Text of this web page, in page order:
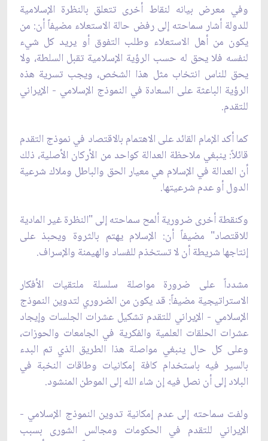
وفي معرض بيانه لنقاط أخرى تتعلق بالنظرة الإسلامية
للدولة أشار سماحته إلى رفض حالة الاستعلاء مضيفاً أن: من
يكون من أهل الاستعلاء وطلب التفوق أو يريد كل شيء
لنفسه فلا يحق له حسب الرؤية الإسلامية تقبل السلطة، ولا
يحق للناس انتخاب مثل هذا الشخص، ويجب تسرية هذه
الرؤية الباعثة على السعادة في النموذج الإسلامي - الإيراني
للتقدم.
كما أكد الإمام القائد على الاهتمام بالاقتصاد في نموذج التقدم
قائلاً: ينبغي ملاحظة العدالة كواحد من الأركان الأصلية، ذلك
أن العدالة في الإسلام هي معيار الحق والباطل وملاك شرعية
الدول أو عدم شرعيتها.
وكنقطة أخرى ضرورية ألمح سماحته إلى "النظرة غير المادية
للاقتصاد" مضيفاً أن: الإسلام يهتم بالثروة ويحبذ على
إنتاجها شريطة أن لا تستخذم للفساد والهيمنة والإسراف.
مشدداً على ضرورة مواصلة سلسلة ملتقيات الأفكار
الاستراتيجية مضيفاً: قد يكون من الضروري لتدوين النموذج
الإسلامي - الإيراني للتقدم تشكيل عشرات الجلسات وإيجاد
عشرات الحلقات العلمية والفكرية في الجامعات والحوزات،
وعلى كل حال ينبغي مواصلة هذا الطريق الذي تم البدء
بالسير فيه باستخدام كافة إمكانيات وطاقات النخبة في
البلاد إلى أن نصل فيه إن شاء الله إلى الموطن المنشود.
ولفت سماحته إلى عدم إمكانية ‌تدوين النموذج الإسلامي -
الإيراني للتقدم في الحكومات ومجالس الشورى بسبب